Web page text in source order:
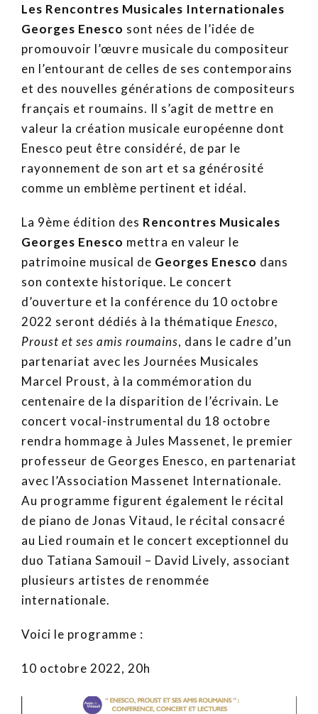
Les Rencontres Musicales Internationales
Georges Enesco sont nées de l’idée de
promouvoir l’œuvre musicale du compositeur
en l’entourant de celles de ses contemporains
et des nouvelles générations de compositeurs
français et roumains. Il s’agit de mettre en
valeur la création musicale européenne dont
Enesco peut être considéré, de par le
rayonnement de son art et sa générosité
comme un emblème pertinent et idéal.
La 9ème édition des Rencontres Musicales
Georges Enesco mettra en valeur le
patrimoine musical de Georges Enesco dans
son contexte historique. Le concert
d’ouverture et la conférence du 10 octobre
2022 seront dédiés à la thématique Enesco,
Proust et ses amis roumains, dans le cadre d’un
partenariat avec les Journées Musicales
Marcel Proust, à la commémoration du
centenaire de la disparition de l’écrivain. Le
concert vocal-instrumental du 18 octobre
rendra hommage à Jules Massenet, le premier
professeur de Georges Enesco, en partenariat
avec l’Association Massenet Internationale.
Au programme figurent également le récital
de piano de Jonas Vitaud, le récital consacré
au Lied roumain et le concert exceptionnel du
duo Tatiana Samouil – David Lively, associant
plusieurs artistes de renommée
internationale.
Voici le programme :
10 octobre 2022, 20h